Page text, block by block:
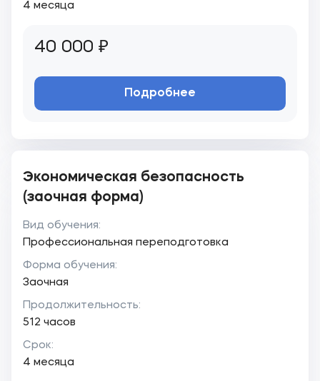
4 месяца
40 000 ₽
Подробнее
Экономическая безопасность
(заочная форма)
Вид обучения:
Профессиональная переподготовка
Форма обучения:
Заочная
Продолжительность:
512 часов
Срок:
4 месяца